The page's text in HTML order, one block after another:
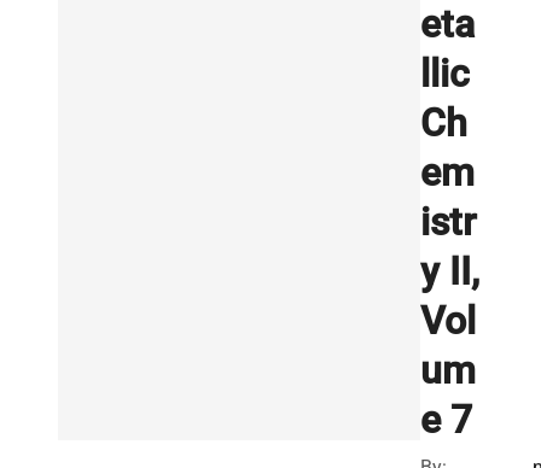
eta
llic
Ch
em
istr
y II,
Vol
um
e 7